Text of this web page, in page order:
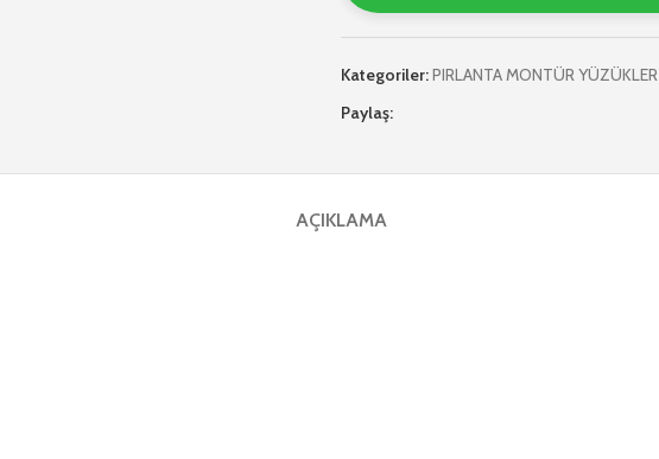
Kategoriler:PIRLANTA MONTÜR YÜZÜKLER
Paylaş:
AÇIKLAMA